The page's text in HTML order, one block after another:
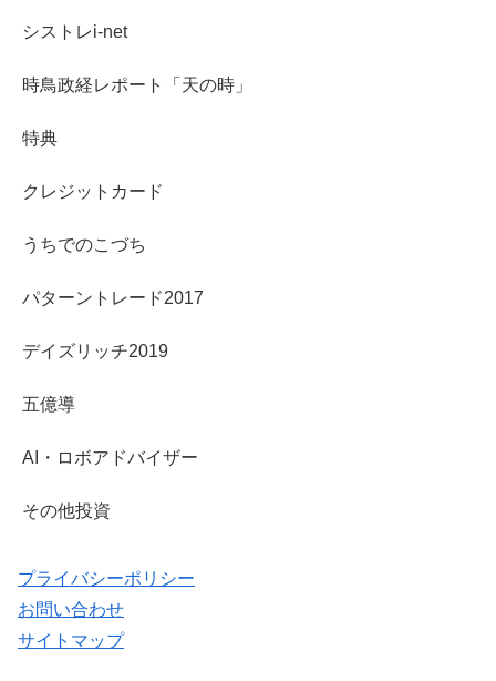
シストレi-net
時鳥政経レポート「天の時」
特典
クレジットカード
うちでのこづち
パターントレード2017
デイズリッチ2019
五億導
AI・ロボアドバイザー
その他投資
プライバシーポリシー
お問い合わせ
サイトマップ